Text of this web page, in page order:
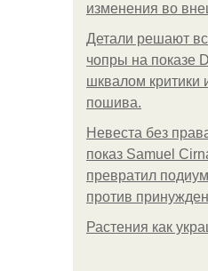
изменения во
Детали решают
чопры на показе
шквалом критики
пошива.
Невеста без
показ Samuel
превратил
против
Растения как